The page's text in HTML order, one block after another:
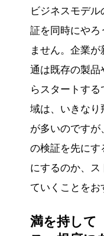
ビジネスモデ
証を同時にやろ
ません。企業
通は既存の製品
らスタートす
域は、いきなり
が多いのです
の検証を先にす
にするのか、
ていくことをお
満を持して